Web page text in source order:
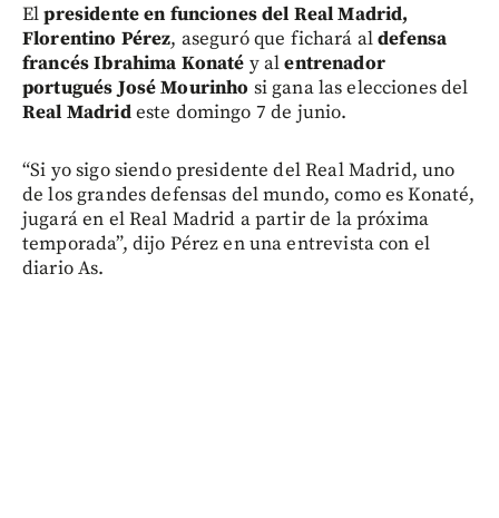
Elpresidente en funciones del Real Madrid,
Florentino Pérez, aseguró que fichará aldefensa
francés Ibrahima Konaté y alentrenador
portugués José Mourinho si gana las elecciones del
Real Madrideste domingo 7 de junio.
“Si yo sigo siendo presidente del Real Madrid, uno
de los grandes defensas del mundo, como es Konaté,
jugará en el Real Madrid a partir de la próxima
temporada”, dijo Pérez en una entrevista con el
diario As.